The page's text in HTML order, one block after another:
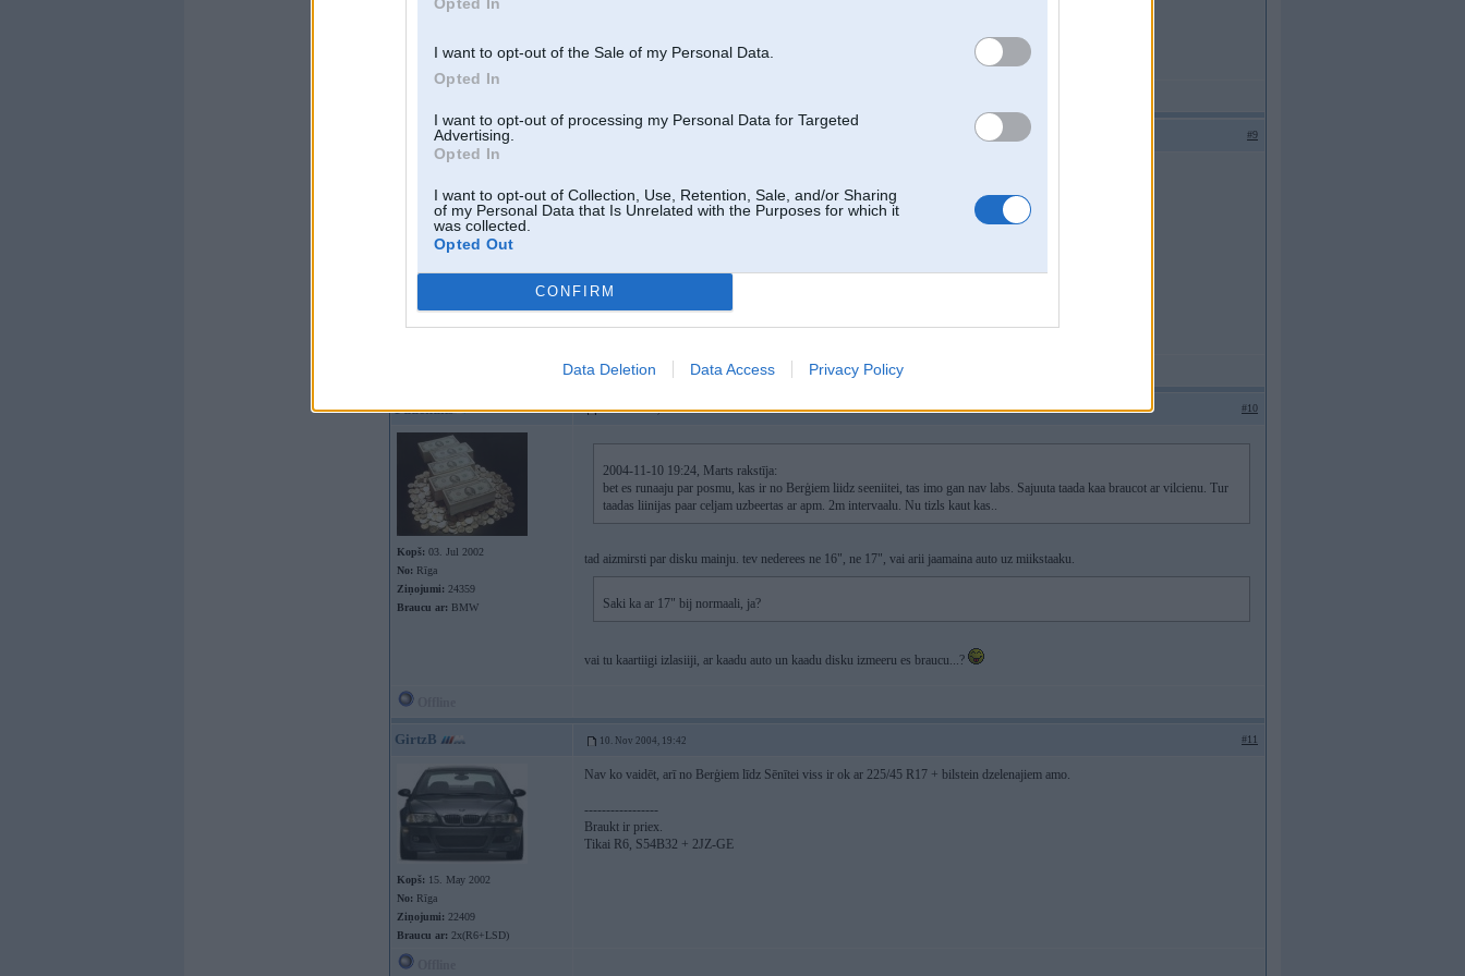
I want to opt-out of the Sale of my Personal Data.
Opted In
I want to opt-out of processing my Personal Data for Targeted
Advertising.
Opted In
I want to opt-out of Collection, Use, Retention, Sale, and/or Sharing
of my Personal Data that Is Unrelated with the Purposes for which it
was collected.
Opted Out
CONFIRM
Data Deletion Data Access Privacy Policy
http://martinskikulis.com
Delerium #9
Kopš:29. Apr 2004
Ziņojumi:8334
Braucu ar:Alfa Romeo 159, Ford S-
Puuchuks 10. Nov 2004, 19:35 #10
Kopš: 03. Jul 2002
No: Rīga
Ziņojumi: 24359
Braucu ar: BMW
2004-11-10 19:24, Marts rakstīja:
bet es runaaju par posmu, kas ir no Berģiem liidz seeniitei, tas imo gan nav labs. Sajuuta taada kaa braucot ar vilcienu. Tur
taadas liinijas paar celjam uzbeertas ar apm. 2m intervaalu. Nu tizls kaut kas..
tad aizmirsti par disku mainju. tev nederees ne 16", ne 17", vai arii jaamaina auto uz miikstaaku.
Saki ka ar 17" bij normaali, ja?
vai tu kaartiigi izlasiiji, ar kaadu auto un kaadu disku izmeeru es braucu...?
GirtzB 10. Nov 2004, 19:42 #11
Kopš: 15. May 2002
No: Rīga
Ziņojumi: 22409
Braucu ar: 2x(R6+LSD)
Nav ko vaidēt, arī no Berģiem līdz Sēnītei viss ir ok ar 225/45 R17 + bilstein dzelenajiem amo.
-----------------
Braukt ir priex.
Tikai R6, S54B32 + 2JZ-GE